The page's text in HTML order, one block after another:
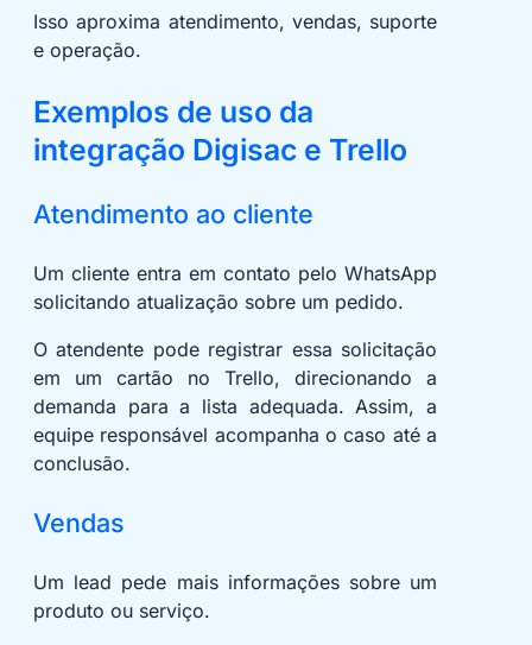
Isso aproxima atendimento, vendas, suporte
e operação.
Exemplos de uso da
integração Digisac e Trello
Atendimento ao cliente
Um cliente entra em contato pelo WhatsApp
solicitando atualização sobre um pedido.
O atendente pode registrar essa solicitação
em um cartão no Trello, direcionando a
demanda para a lista adequada. Assim, a
equipe responsável acompanha o caso até a
conclusão.
Vendas
Um lead pede mais informações sobre um
produto ou serviço.